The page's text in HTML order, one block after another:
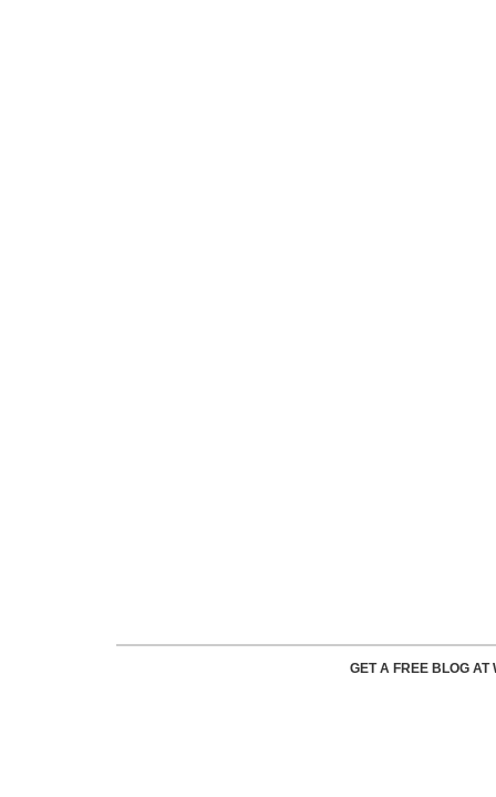
GET A FREE BLOG AT